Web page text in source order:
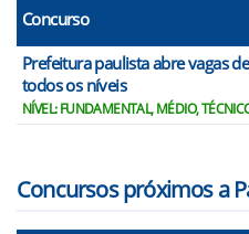
Concurso
Prefeitura paulista abre vagas
todos os níveis
NÍVEL: FUNDAMENTAL, MÉDIO,
Concursos próximos a